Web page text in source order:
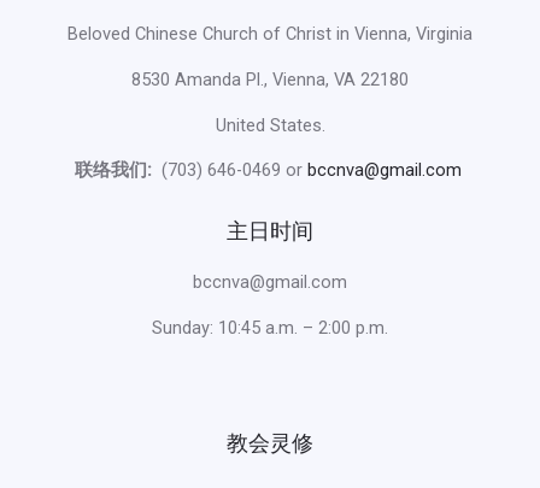
Beloved Chinese Church of Christ in Vienna, Virginia
8530 Amanda Pl., Vienna, VA 22180
United States.
联络我们: (703) 646-0469 or bccnva@gmail.com
主日时间
bccnva@gmail.com
Sunday: 10:45 a.m. – 2:00 p.m.
教会灵修